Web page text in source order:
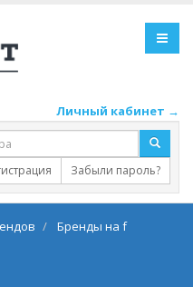
Личный кабинет →
Забыли пароль?
Бренды на f